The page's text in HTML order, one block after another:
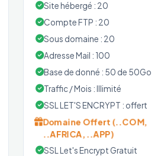
Site hébergé : 20
Compte FTP : 20
Sous domaine : 20
Adresse Mail : 100
Base de donné : 50 de 50Go
Traffic / Mois : Illimité
SSL LET'S ENCRYPT : offert
Domaine Offert (..COM,
..AFRICA, ..APP)
SSL Let's Encrypt Gratuit